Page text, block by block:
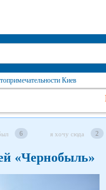
Киев
6 я хочу сюда 2
«Чернобыль»